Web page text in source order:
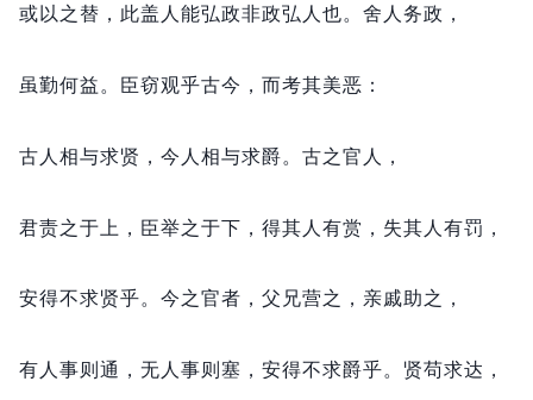
或以之替， 此盖人能弘政非政弘人也。 舍人务政，
虽勤何益。 臣窃观乎古今， 而考其美恶：
古人相与求贤， 今人相与求爵。 古之官人，
君责之于上， 臣举之于下， 得其人有赏， 失其人有罚，
安得不求贤乎。 今之官者， 父兄营之， 亲戚助之，
有人事则通， 无人事则塞， 安得不求爵乎。 贤苟求达，